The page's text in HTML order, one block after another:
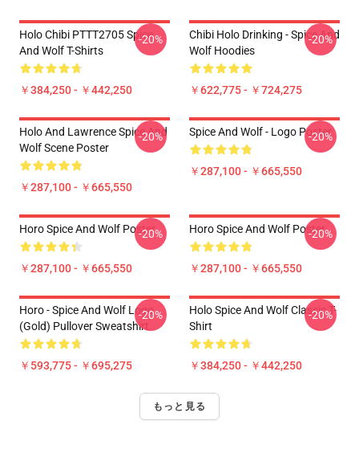
Holo Chibi PTTT2705 Spice
And Wolf T-Shirts
￥384,250 - ￥442,250
-20%
Chibi Holo Drinking - Spice And
Wolf Hoodies
￥622,775 - ￥724,275
-20%
Holo And Lawrence Spice And
Wolf Scene Poster
￥287,100 - ￥665,550
-20% Spice And Wolf - Logo Poster
￥287,100 - ￥665,550
-20%
Horo Spice And Wolf Poster
￥287,100 - ￥665,550
-20% Horo Spice And Wolf Poster
￥287,100 - ￥665,550
-20%
Horo - Spice And Wolf Logo
(Gold) Pullover Sweatshirt
￥593,775 - ￥695,275
-20%
Holo Spice And Wolf Classic T-
Shirt
￥384,250 - ￥442,250
-20%
もっと見る